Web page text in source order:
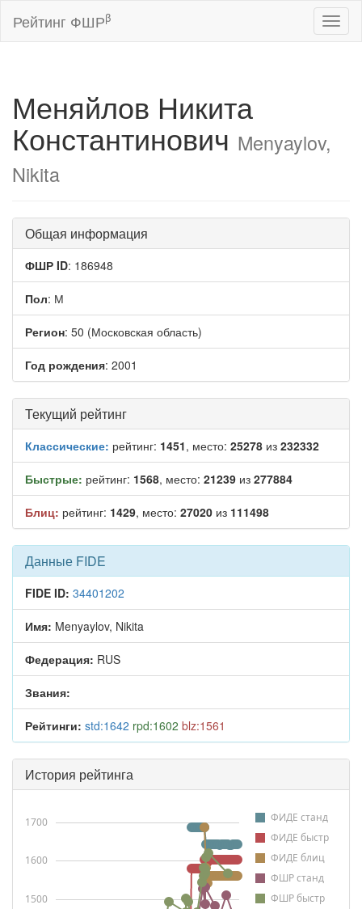
Рейтинг ФШРβ
Меняйлов Никита
Константинович Menyaylov,
Nikita
Общая информация
ФШР ID: 186948
Пол: М
Регион: 50 (Московская область)
Год рождения: 2001
Текущий рейтинг
Классические: рейтинг: 1451, место: 25278 из 232332
Быстрые: рейтинг: 1568, место: 21239 из 277884
Блиц: рейтинг: 1429, место: 27020 из 111498
Данные FIDE
FIDE ID: 34401202
Имя: Menyaylov, Nikita
Федерация: RUS
Звания:
Рейтинги: std:1642 rpd:1602 blz:1561
История рейтинга
ФИДЕ станд
ФИДЕ быстр
ФИДЕ блиц
ФШР станд
ФШР быстр
1500
1600
1700